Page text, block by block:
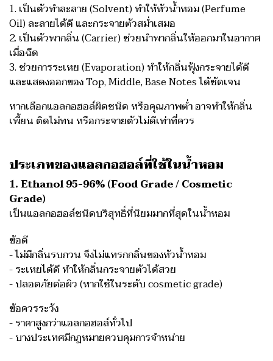
1. เป็นตัวทำละลาย (Solvent) ทำให้หัวน้ำหอม (Perfume
Oil) ละลายได้ดี และกระจายตัวสม่ำเสมอ
2. เป็นตัวพากลิ่น (Carrier) ช่วยนำพากลิ่นให้ออกมาในอากาศ
เมื่อฉีด
3. ช่วยการระเหย (Evaporation) ทำให้กลิ่นฟุ้งกระจายได้ดี
และแสดงออกของ Top, Middle, Base Notes ได้ชัดเจน
หากเลือกแอลกอฮอล์ผิดชนิด หรือคุณภาพต่ำ อาจทำให้กลิ่น
เพี้ยน ติดไม่ทน หรือกระจายตัวไม่ดีเท่าที่ควร
ประเภทของแอลกอฮอล์ที่ใช้ในน้ำหอม
1. Ethanol 95-96% (Food Grade / Cosmetic
Grade)
เป็นแอลกอฮอล์ชนิดบริสุทธิ์ที่นิยมมากที่สุดในน้ำหอม
ข้อดี
- ไม่มีกลิ่นรบกวน จึงไม่แทรกกลิ่นของหัวน้ำหอม
- ระเหยได้ดี ทำให้กลิ่นกระจายตัวได้สวย
- ปลอดภัยต่อผิว (หากใช้ในระดับ cosmetic grade)
ข้อควรระวัง
- ราคาสูงกว่าแอลกอฮอล์ทั่วไป
- บางประเทศมีกฎหมายควบคุมการจำหน่าย